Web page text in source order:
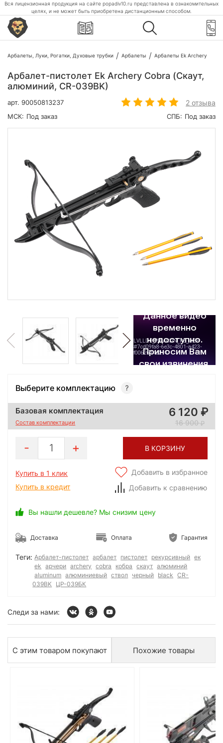
Вся лицензионная продукция на сайте popadiv10.ru представлена в ознакомительных
целях, и не может быть приобретена дистанционным способом.
Арбалеты, Луки, Рогатки, Духовые трубки Арбалеты Арбалеты Ek Archery
Арбалет-пистолет Ek Archery Cobra (Скаут,
алюминий, CR-039BK)
арт. 90050813237 2 отзыва
МСК: Под заказ СПБ: Под заказ
Выберите комплектацию
Базовая комплектация
Состав комплектации
6 120
16 900
1 В КОРЗИНУ
Купить в 1 клик
Купить в кредит
Добавить в избранное
Добавить к сравнению
Вы нашли дешевле? Мы снизим цену
Доставка Оплата Гарантия
Теги: Арбалет-пистолет арбалет пистолет рекурсивный ек
ek
арчери archery cobra кобра скаут алюминий
aluminum алюминиевый ствол черный black
CR-
039BK
ЦР-039БК
Следи за нами:
С этим товаром покупают Похожие товары